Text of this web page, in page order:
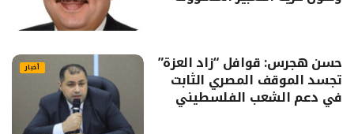
أخبار حسن هجرس: قوافل “زاد العزة”
تجسد الموقف المصري الثابت
في دعم الشعب الفلسطيني